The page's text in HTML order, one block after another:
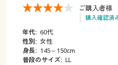
ご購入者様
購入確認済
年代: 60代
性別: 女性
身長: 145～150cm
普段のサイズ: LL